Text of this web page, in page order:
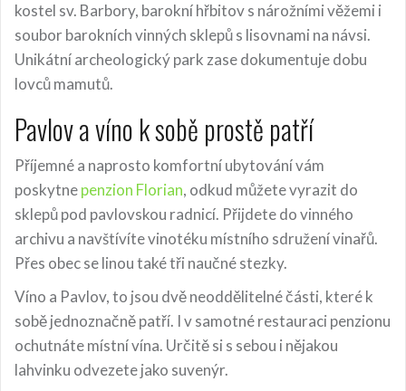
kostel sv. Barbory, barokní hřbitov s nárožními věžemi i
soubor barokních vinných sklepů s lisovnami na návsi.
Unikátní archeologický park zase dokumentuje dobu
lovců mamutů.
Pavlov a víno k sobě prostě patří
Příjemné a naprosto komfortní ubytování vám
poskytnepenzion Florian, odkud můžete vyrazit do
sklepů pod pavlovskou radnicí. Přijdete do vinného
archivu a navštívíte vinotéku místního sdružení vinařů.
Přes obec se linou také tři naučné stezky.
Víno a Pavlov, to jsou dvě neoddělitelné části, které k
sobě jednoznačně patří. I v samotné restauraci penzionu
ochutnáte místní vína. Určitě si s sebou i nějakou
lahvinku odvezete jako suvenýr.